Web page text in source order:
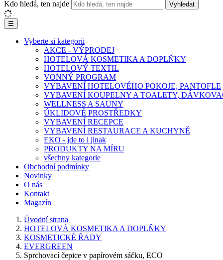
Kdo hledá, ten najde Vyhledat
☰
Vyberte si kategorii
AKCE - VÝPRODEJ
HOTELOVÁ KOSMETIKA A DOPLŇKY
HOTELOVÝ TEXTIL
VONNÝ PROGRAM
VYBAVENÍ HOTELOVÉHO POKOJE, PANTOFLE
VYBAVENÍ KOUPELNY A TOALETY,
WELLNESS A SAUNY
ÚKLIDOVÉ PROSTŘEDKY
VYBAVENÍ RECEPCE
VYBAVENÍ RESTAURACE A KUCHYNĚ
EKO - jde to i jinak
PRODUKTY NA MÍRU
všechny kategorie
Obchodní podmínky
Novinky
O nás
Kontakt
Magazín
Úvodní strana
HOTELOVÁ KOSMETIKA A DOPLŇKY
KOSMETICKÉ ŘADY
EVERGREEN
Sprchovací čepice v papírovém sáčku, ECO